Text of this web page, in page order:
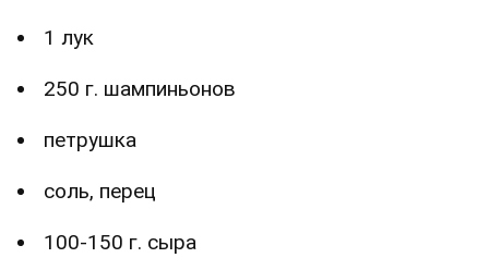
1 лук
250 г. шампиньонов
петрушка
соль, перец
100-150 г. сыра